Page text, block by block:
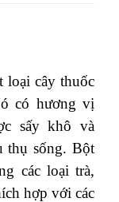
loại cây thuốc
có hương vị
sấy khô và
thụ sống. Bột
các loại trà,
hợp với các